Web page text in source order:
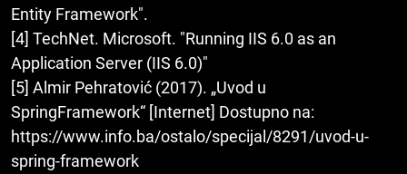
Entity Framework".
[4] TechNet. Microsoft. "Running IIS 6.0 as an
Application Server (IIS 6.0)"
[5] Almir Pehratović (2017). „Uvod u
SpringFramework“ [Internet] Dostupno na:
https://www.info.ba/ostalo/specijal/8291/uvod-u-
spring-framework